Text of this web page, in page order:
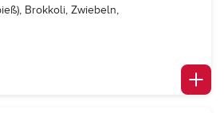
Brokkoli, Zwiebeln,